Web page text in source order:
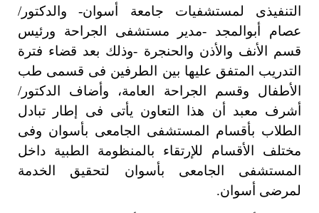
التنفيذى لمستشفيات جامعة أسوان- والدكتور/
عصام أبوالمجد -مدير مستشفى الجراحة ورئيس
قسم الأنف والأذن والحنجرة -وذلك بعد قضاء فترة
التدريب المتفق عليها بين الطرفين فى قسمى طب
الأطفال وقسم الجراحة العامة، و أضاف الدكتور/
أشرف معبد أن هذا التعاون يأتى فى إطار تبادل
الطلاب بأقسام المستشفى الجامعى بأسوان وفى
مختلف الأقسام للإرتقاء بالمنظومة الطبية داخل
المستشفى الجامعى بأسوان لتحقيق الخدمة
لمرضى أسوان.